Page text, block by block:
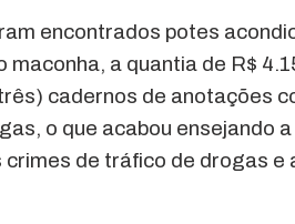
encontrados potes
a quantia de R$
cadernos de anotações
o que acabou ensejando
de tráfico de drogas e